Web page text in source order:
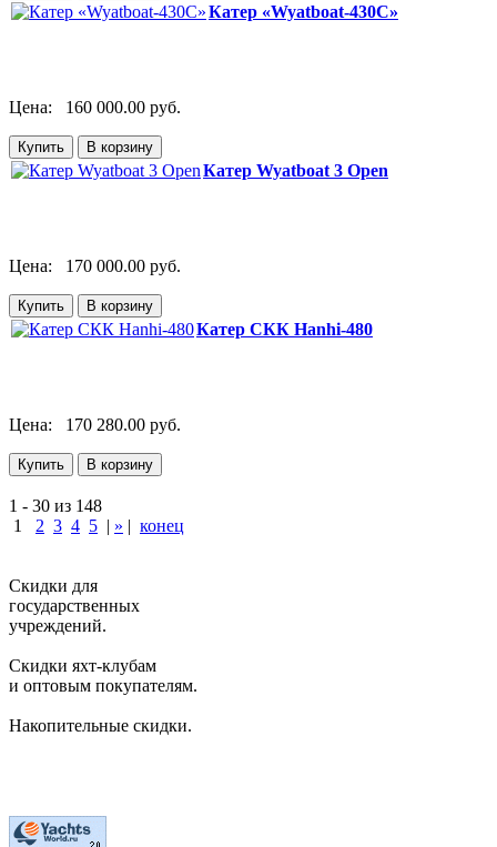
Катер «Wyatboat-430C»
Цена: 160 000.00 руб.
Катер Wyatboat 3 Open
Цена: 170 000.00 руб.
Катер СКК Hanhi-480
Цена: 170 280.00 руб.
1 - 30 из 148
1
2 3 4 5 | » | конец
Скидки для
государственных
учреждений.
Скидки яхт-клубам
и оптовым покупателям.
Накопительные скидки.